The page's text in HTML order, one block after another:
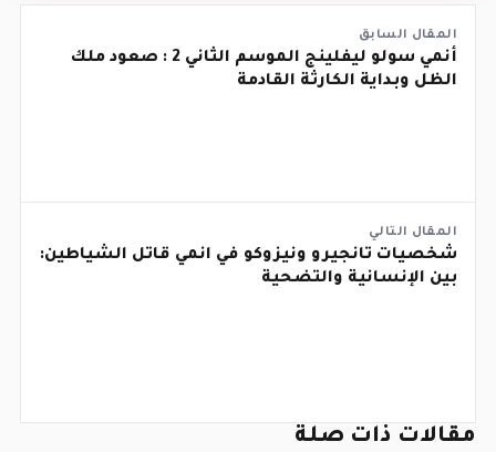
المقال السابق
أنمي سولو ليفلينج الموسم الثاني 2 : صعود ملك
الظل وبداية الكارثة القادمة
المقال التالي
شخصيات تانجيرو ونيزوكو في انمي قاتل الشياطين:
بين الإنسانية والتضحية
مقالات ذات صلة